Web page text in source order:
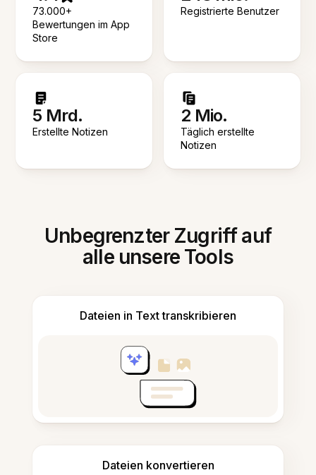
73.000+
Bewertungen im App
Store
Registrierte Benutzer
5 Mrd.
Erstellte Notizen
2 Mio.
Täglich erstellte
Notizen
Unbegrenzter Zugriff auf
alle unsere Tools
Dateien in Text transkribieren
Dateien konvertieren